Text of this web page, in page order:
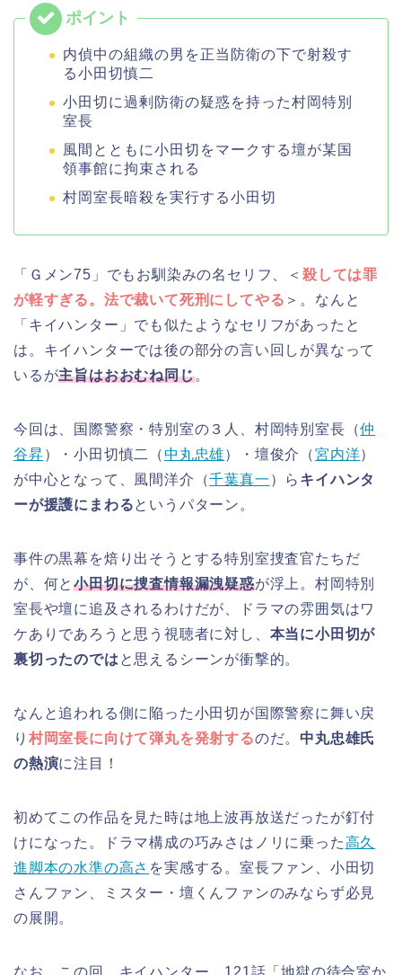
内偵中の組織の男を正当防衛の下で射殺す
る小田切慎二
小田切に過剰防衛の疑惑を持った村岡特別
室長
風間とともに小田切をマークする壇が某国
領事館に拘束される
村岡室長暗殺を実行する小田切
「Ｇメン75」でもお馴染みの名セリフ、＜ 殺しては罪
が軽すぎる。法で裁いて死刑にしてやる ＞。なんと
「キイハンター」でも似たようなセリフがあったと
は。キイハンターでは後の部分の言い回しが異なって
いるが主旨はおおむね同じ。
今回は、国際警察・特別室の３人、村岡特別室長（仲
谷昇）・小田切慎二（中丸忠雄）・壇俊介（宮内洋）
が中心となって、風間洋介（千葉真一 ）ら キイハンタ
ーが援護にまわるというパターン。
事件の黒幕を焙り出そうとする特別室捜査官たちだ
が、何と小田切に捜査情報漏洩疑惑が浮上。村岡特別
室長や壇に追及されるわけだが、ドラマの雰囲気はワ
ケありであろうと思う視聴者に対し、 本当に小田切が
裏切ったのでは と思えるシーンが衝撃的。
なんと追われる側に陥った小田切が国際警察に舞い戻
り 村岡室長に向けて弾丸を発射するのだ。 中丸忠雄氏
の熱演に注目！
初めてこの作品を見た時は地上波再放送だったが釘付
けになった。ドラマ構成の巧みさはノリに乗った高久
進脚本の水準の高さ を実感する。室長ファン、小田切
さんファン、ミスター・壇くんファンのみならず必見
の展開。